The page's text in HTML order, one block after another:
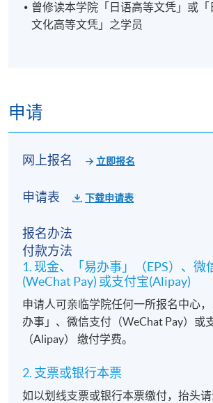
曾修读本学院「日语高等文凭」或
文化高等文凭」之学员
申请
网上报名 立即报名
申请表 下载申请表
报名办法
付款方法
1. 现金、「易办事」（EPS）、微
(WeChat Pay) 或支付宝(Alipay)
申请人可亲临学院任何一所报名中心
办事」、微信支付（WeChat Pay）或
（Alipay） 缴付学费。
2. 支票或银行本票
如以划线支票或银行本票缴付，抬头